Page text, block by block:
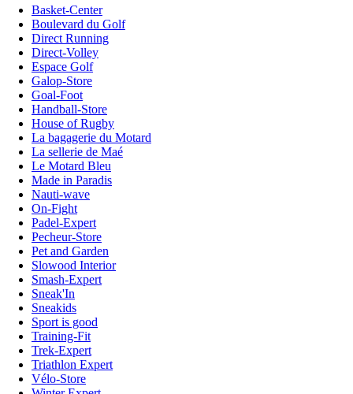
Basket-Center
Boulevard du Golf
Direct Running
Direct-Volley
Espace Golf
Galop-Store
Goal-Foot
Handball-Store
House of Rugby
La bagagerie du Motard
La sellerie de Maé
Le Motard Bleu
Made in Paradis
Nauti-wave
On-Fight
Padel-Expert
Pecheur-Store
Pet and Garden
Slowood Interior
Smash-Expert
Sneak'In
Sneakids
Sport is good
Training-Fit
Trek-Expert
Triathlon Expert
Vélo-Store